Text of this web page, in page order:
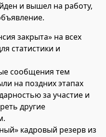
и вышел на работу,
закрыта» на всех
статистики и
сообщения тем
на поздних этапах
за участие и
другие
кадровый резерв из